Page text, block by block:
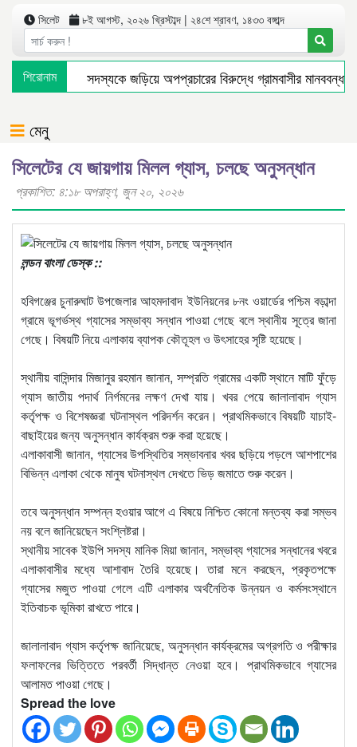
সিলেট ৮ই আগস্ট, ২০২৬ খ্রিস্টাব্দ | ২৪শে শ্রাবণ, ১৪৩৩ বঙ্গাব্দ
শিরোনামইউপি সদস্যকে জড়িয়ে অপপ্রচারের বিরুদ্ধে গ্রামবাসীর মানববন্ধন
যেসব এলাকায় আজ ৬ ঘণ্টা গ্যাস বন্ধ থাকবে
মেনু
সিলেটের যে জায়গায় মিলল গ্যাস, চলছে অনুসন্ধান
প্রকাশিত: ৪:১৮ অপরাহ্ণ, জুন ২০, ২০২৬
লন্ডন বাংলা ডেস্ক ::
হবিগঞ্জের চুনারুঘাট উপজেলার আহমদাবাদ ইউনিয়নের ৮নং ওয়ার্ডের পশ্চিম বড়াব্দা
গ্রামে ভূগর্ভস্থ গ্যাসের সম্ভাব্য সন্ধান পাওয়া গেছে বলে স্থানীয় সূত্রে জানা
গেছে। বিষয়টি নিয়ে এলাকায় ব্যাপক কৌতূহল ও উৎসাহের সৃষ্টি হয়েছে।
স্থানীয় বাসিন্দার মিজানুর রহমান জানান, সম্প্রতি গ্রামের একটি স্থানে মাটি ফুঁড়ে
গ্যাস জাতীয় পদার্থ নির্গমনের লক্ষণ দেখা যায়। খবর পেয়ে জালালাবাদ গ্যাস
কর্তৃপক্ষ ও বিশেষজ্ঞরা ঘটনাস্থল পরিদর্শন করেন। প্রাথমিকভাবে বিষয়টি যাচাই-
বাছাইয়ের জন্য অনুসন্ধান কার্যক্রম শুরু করা হয়েছে।
এলাকাবাসী জানান, গ্যাসের উপস্থিতির সম্ভাবনার খবর ছড়িয়ে পড়লে আশপাশের
বিভিন্ন এলাকা থেকে মানুষ ঘটনাস্থল দেখতে ভিড় জমাতে শুরু করেন।
তবে অনুসন্ধান সম্পন্ন হওয়ার আগে এ বিষয়ে নিশ্চিত কোনো মন্তব্য করা সম্ভব
নয় বলে জানিয়েছেন সংশ্লিষ্টরা।
স্থানীয় সাবেক ইউপি সদস্য মানিক মিয়া জানান, সম্ভাব্য গ্যাসের সন্ধানের খবরে
এলাকাবাসীর মধ্যে আশাবাদ তৈরি হয়েছে। তারা মনে করছেন, প্রকৃতপক্ষে
গ্যাসের মজুত পাওয়া গেলে এটি এলাকার অর্থনৈতিক উন্নয়ন ও কর্মসংস্থানে
ইতিবাচক ভূমিকা রাখতে পারে।
জালালাবাদ গ্যাস কর্তৃপক্ষ জানিয়েছে, অনুসন্ধান কার্যক্রমের অগ্রগতি ও পরীক্ষার
ফলাফলের ভিত্তিতে পরবর্তী সিদ্ধান্ত নেওয়া হবে। প্রাথমিকভাবে গ্যাসের
আলামত পাওয়া গেছে।
Spread the love